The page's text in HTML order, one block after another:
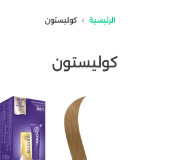
الرئيسية كوليستون
كوليستون